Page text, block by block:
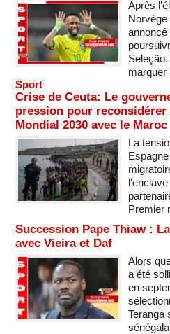
Après
Norvège
annoncé
marquer
Sport
Crise de Ceuta: Le
pression pour
Mondial 2030 avec le Maroc
La
Premier
Succession Pape Thiaw :
avec Vieira et Daf
Alors
a été
en
Teranga